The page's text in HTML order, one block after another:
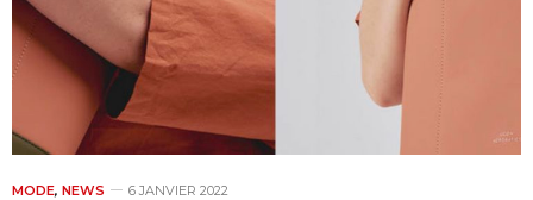
MODE, NEWS 6 JANVIER 2022